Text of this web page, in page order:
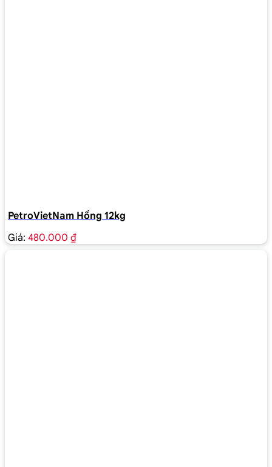
PetroVietNam Hồng 12kg
Giá: 480.000 ₫